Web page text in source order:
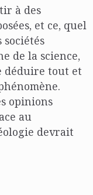
à des
et ce, quel
sociétés
de la science,
déduire tout et
opinions
au
devrait